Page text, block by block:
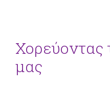
Χορεύοντας
μας